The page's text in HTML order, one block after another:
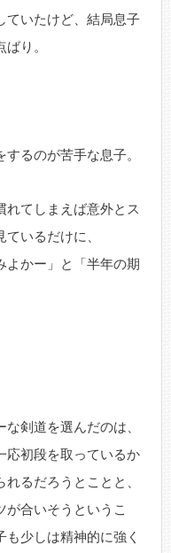
ていたけど、結局息子
り。
るのが苦手な息子。
れてしまえば意外とス
いるだけに、
よかー」と「半年の期
な剣道を選んだのは、
応初段を取っているか
るだろうとことと、
が合いそうというこ
少しは精神的に強く